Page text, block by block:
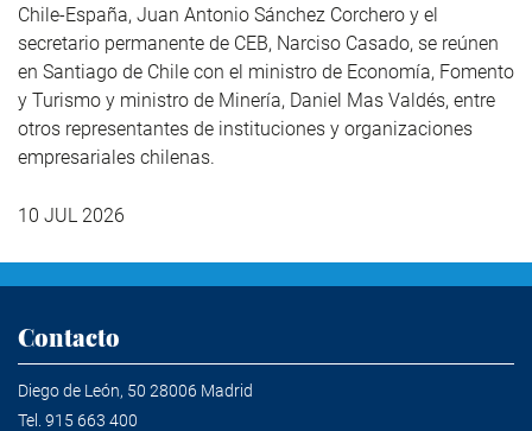
Chile-España, Juan Antonio Sánchez Corchero y el
secretario permanente de CEB, Narciso Casado, se reúnen
en Santiago de Chile con el ministro de Economía, Fomento
y Turismo y ministro de Minería, Daniel Mas Valdés, entre
otros representantes de instituciones y organizaciones
empresariales chilenas.
10 JUL 2026
Contacto
Diego de León, 50 28006 Madrid
Tel. 915 663 400